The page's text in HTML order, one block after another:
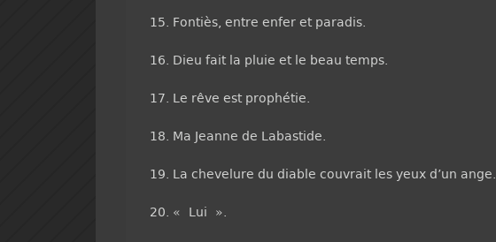
Fontiès, entre enfer et paradis.
Dieu fait la pluie et le beau temps.
Le rêve est prophétie.
Ma Jeanne de Labastide.
La chevelure du diable couvrait les yeux d’un ange.
« Lui ».